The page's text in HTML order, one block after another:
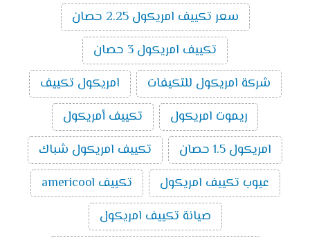
تكييف ميديا ميشن بارد ساخن انفرتر 3 حصان
14500 جنية
اسعار تكييف ميديا اسبليت ارضي
سقفي بارد ساخن2024
سعر تكييف ميديا اسبليت ارضي سقفي 2.25
حصان بارد ساخن10000
سعر تكييف ميديا اسبليت ارضي سقفي 3 حصان
بارد ساخن11800
سعر تكييف ميديا اسبليت ارضي سقفي 4 حصان
بارد ساخن16200
بارد ساخن18300
سعر تكييف امريكول 2.25 حصان
تكييف امريكول 3 حصان
شركة امريكول للتكيفات
امريكول تكييف
ريموت امريكول
تكييف أمريكول
امريكول 1.5 حصان
تكييف امريكول شباك
عيوب تكييف امريكول
تكييف americool
صيانة تكييف امريكول